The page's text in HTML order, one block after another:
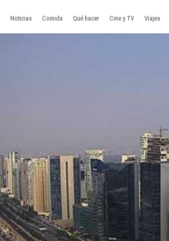
Noticias Comida Qué hacer Cine y TV Viajes